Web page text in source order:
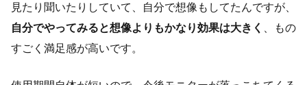
見たり聞いたりしていて、自分で想像もしてたんですが、
自分でやってみると想像よりもかなり効果は大きく
、もの
すごく満足感が高いです。